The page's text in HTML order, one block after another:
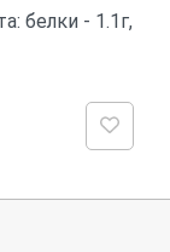
белки - 1.1г,